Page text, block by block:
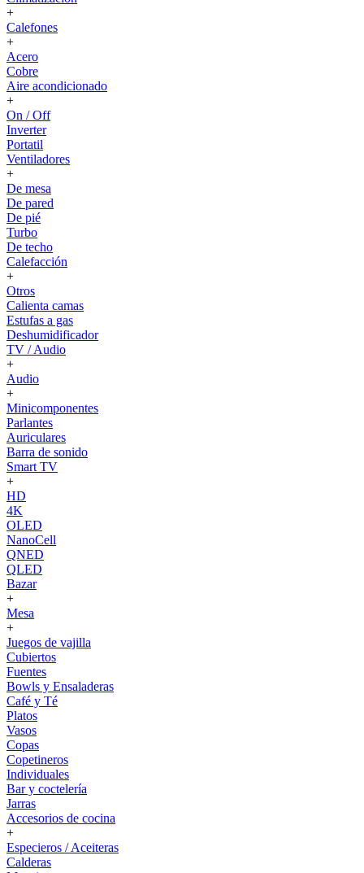
+
Calefones
+
Acero
Cobre
Aire acondicionado
+
On / Off
Inverter
Portatil
Ventiladores
+
De mesa
De pared
De pié
Turbo
De techo
Calefacción
+
Otros
Calienta camas
Estufas a gas
Deshumidificador
TV / Audio
+
Audio
+
Minicomponentes
Parlantes
Auriculares
Barra de sonido
Smart TV
+
HD
4K
OLED
NanoCell
QNED
QLED
Bazar
+
Mesa
+
Juegos de vajilla
Cubiertos
Fuentes
Bowls y Ensaladeras
Café y Té
Platos
Vasos
Copas
Copetineros
Individuales
Bar y coctelería
Jarras
Accesorios de cocina
+
Especieros / Aceiteras
Calderas